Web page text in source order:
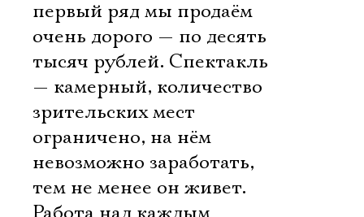
первый ряд мы продаём
очень дорого — по десять
тысяч рублей. Спектакль
— камерный, количество
зрительских мест
ограничено, на нём
невозможно заработать,
тем не менее он живет.